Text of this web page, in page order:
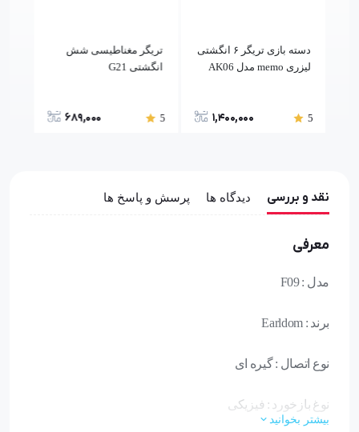
دسته بازی تریگر ۶ انگشتی
لیزری memo مدل AK06
5
1,400,000
تریگر مغناطیسی شش
انگشتی G21
5
689,000
نقد و بررسی دیدگاه ها پرسش و پاسخ ها
معرفی
مدل : F09
برند : Earldom
نوع اتصال : گیره ای
نوغ بازخورد : فیزیکی
بیشتر بخوانید